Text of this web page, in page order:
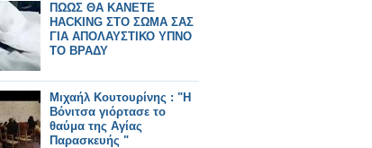
ΠΩΩΣ ΘΑ ΚΑΝΕΤΕ
HACKING ΣΤΟ ΣΩΜΑ ΣΑΣ
ΓΙΑ ΑΠΟΛΑΥΣΤΙΚΟ ΥΠΝΟ
ΤΟ ΒΡΑΔΥ
Μιχαήλ Κουτουρίνης : "Η
Βόνιτσα γιόρτασε το
θαύμα της Αγίας
Παρασκευής "